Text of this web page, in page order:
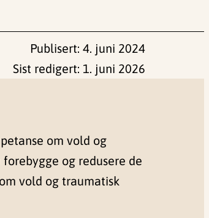
Publisert: 4. juni 2024
Sist redigert: 1. juni 2026
om vold og
og redusere de
vold og traumatisk